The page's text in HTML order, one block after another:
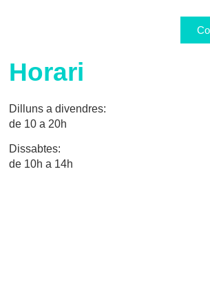
Horari
Dilluns a divendres:
de 10 a 20h
Dissabtes:
de 10h a 14h